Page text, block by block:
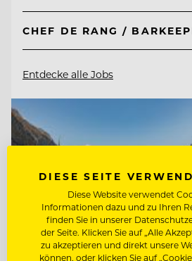
CHEF DE RANG /
Entdecke alle Jobs
DIESE SEITE
Diese Website verwendet
Informationen dazu und zu Ihren
finden Sie in unserer
der Seite. Klicken Sie auf „Alle
zu akzeptieren und direkt unsere
können, oder klicken Sie auf